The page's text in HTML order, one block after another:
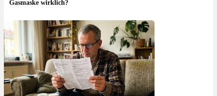
Gasmaske wirklich?